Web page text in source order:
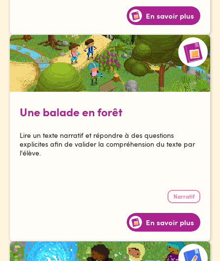
En savoir plus
Une balade en forêt
Lire un texte narratif et répondre à des questions
explicites afin de valider la compréhension du texte par
l'élève.
Narratif
En savoir plus